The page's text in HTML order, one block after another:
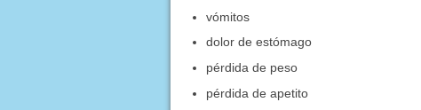
vómitos
dolor de estómago
pérdida de peso
pérdida de apetito